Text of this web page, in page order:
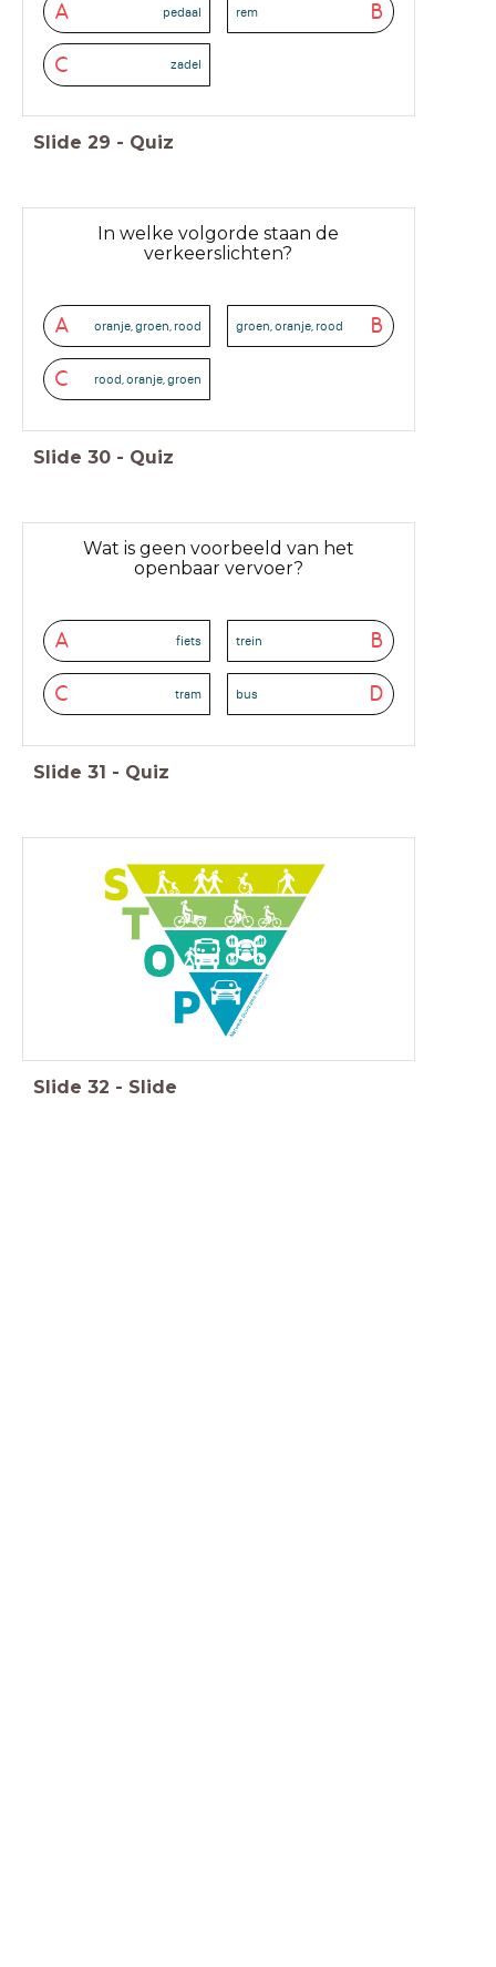
A pedaal B
rem
C zadel
Slide 29 - Quiz
In welke volgorde staan de
verkeerslichten?
A oranje, groen, rood B
groen, oranje, rood
C rood, oranje, groen
Slide 30 - Quiz
Wat is geen voorbeeld van het
openbaar vervoer?
A fiets B
trein
C tram D
bus
Slide 31 - Quiz
Slide 32 - Slide